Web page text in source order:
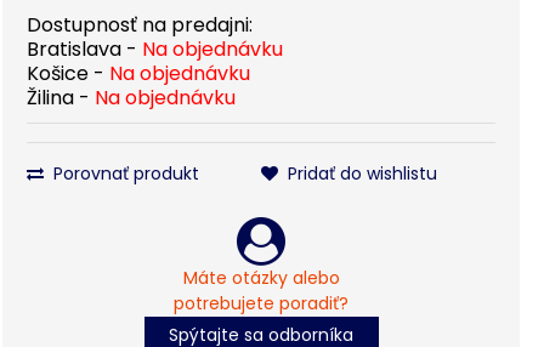
Dostupnosť na predajni:
Bratislava - Na objednávku
Košice - Na objednávku
Žilina - Na objednávku
Porovnať produkt Pridať do wishlistu
Máte otázky alebo
potrebujete poradiť?
Spýtajte sa odborníka